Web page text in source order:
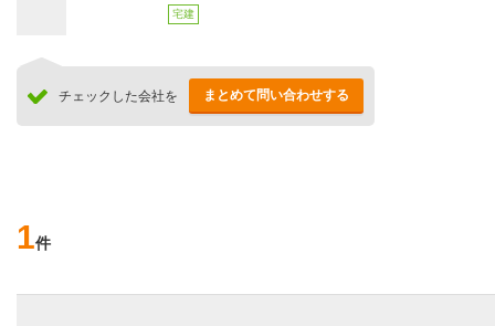
宅建
チェックした会社を まとめて問い合わせする
1件